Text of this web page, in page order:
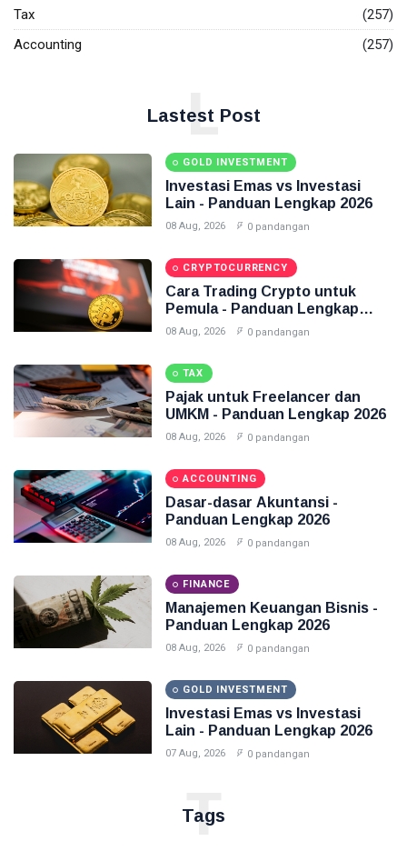
Investasi Emas
Accounting
Emas
Tax
(257)
Accounting
(257)
Lastest Post
L
GOLD INVESTMENT
Investasi Emas vs Investasi
Lain - Panduan Lengkap 2026
08 Aug, 2026 0 pandangan
CRYPTOCURRENCY
Cara Trading Crypto untuk
Pemula - Panduan Lengkap
2026
08 Aug, 2026 0 pandangan
TAX
Pajak untuk Freelancer dan
UMKM - Panduan Lengkap 2026
08 Aug, 2026 0 pandangan
ACCOUNTING
Dasar-dasar Akuntansi -
Panduan Lengkap 2026
08 Aug, 2026 0 pandangan
FINANCE
Manajemen Keuangan Bisnis -
Panduan Lengkap 2026
08 Aug, 2026 0 pandangan
GOLD INVESTMENT
Investasi Emas vs Investasi
Lain - Panduan Lengkap 2026
07 Aug, 2026 0 pandangan
Tags
T